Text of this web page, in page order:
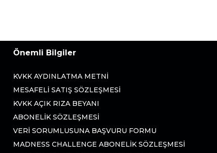
Önemli Bilgiler
KVKK AYDINLATMA METNI
MESAFELI SATIŞ SÖZLEŞMESI
KVKK AÇIK RIZA BEYANI
ABONELIK SÖZLEŞMESI
VERI SORUMLUSUNA BAŞVURU FORMU
MADNESS CHALLENGE ABONELIK SÖZLEŞMESI